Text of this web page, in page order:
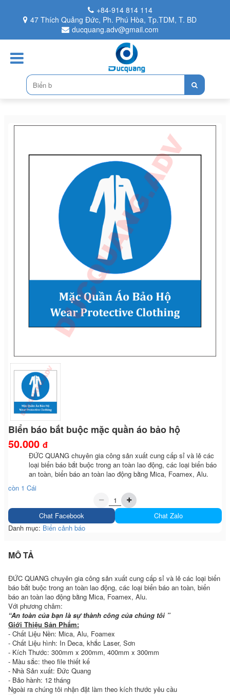
+84-914 814 114
47 Thích Quảng Đức, Ph. Phú Hòa, Tp.TDM, T. BD
ducquang.adv@gmail.com
Biển báo bắt buộc mặc quần áo bảo hộ
50.000 đ
ĐỨC QUANG chuyên gia công sản xuất cung cấp sỉ và lẻ các
loại biển báo bắt buộc trong an toàn lao động, các loại biển báo
an toàn, biển báo an toàn lao động bằng Mica, Foamex, Alu.
còn 1 Cái
Chat Facebook
Chat Zalo
Danh mục: Biển cảnh báo
MÔ TẢ
ĐỨC QUANG chuyên gia công sản xuất cung cấp sỉ và lẻ các loại biển
báo bắt buộc trong an toàn lao động, các loại biển báo an toàn, biển
báo an toàn lao động bằng Mica, Foamex, Alu.
Với phương châm:
“An toàn của bạn là sự thành công của chúng tôi ”
Giới Thiệu Sản Phẩm:
- Chất Liệu Nền: Mica, Alu, Foamex
- Chất Liệu hình: In Deca, khắc Laser, Sơn
- Kích Thước: 300mm x 200mm, 400mm x 300mm
- Màu sắc: theo file thiết kế
- Nhà Sản xuất: Đức Quang
- Bảo hành: 12 tháng
Ngoài ra chúng tôi nhận đặt làm theo kích thước yêu cầu